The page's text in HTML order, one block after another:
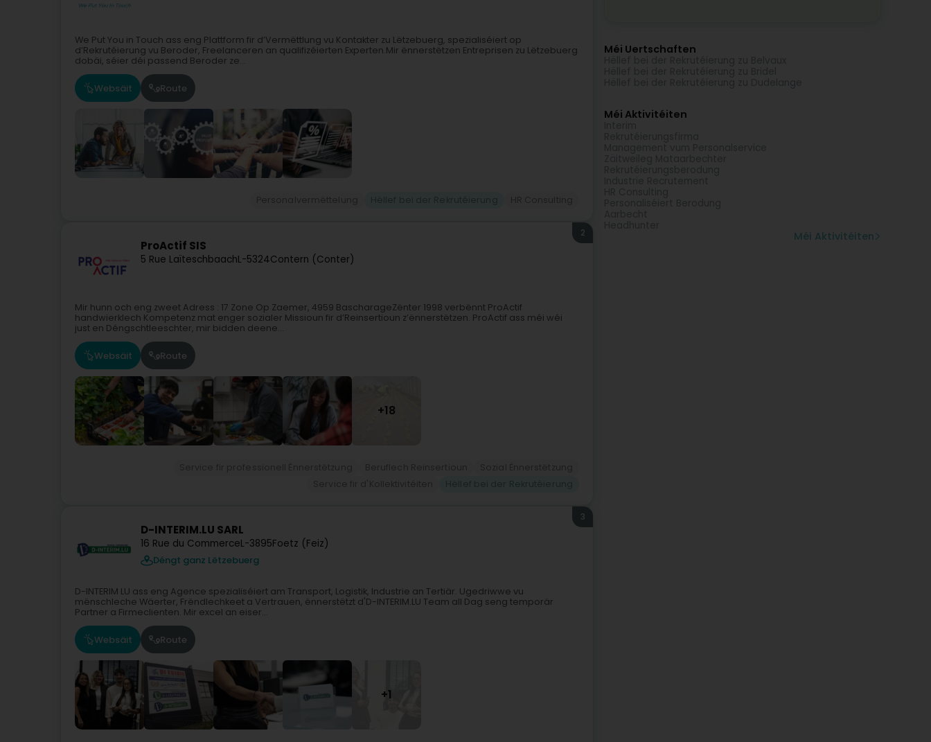
We Put You in Touch ass eng Plattform fir d’Vermëttlung vu Kontakter zu Lëtzebuerg, spezialiséiert op
d’Rekrutéierung vu Beroder, Freelanceren an qualifizéierten Experten.Mir ënnerstëtzen Entreprisen zu Lëtzebuerg
dobäi, séier déi passend Beroder ze...
Websäit Route
ProActif SIS
5 Rue LaïteschbaachL-5324Contern (Conter)
2
Mir hunn och eng zweet Adress : 17 Zone Op Zaemer, 4959 BascharageZënter 1998 verbënnt ProActif
handwierklech Kompetenz mat enger sozialer Missioun fir d’Reinsertioun z’ënnerstëtzen. ProActif ass méi wéi
just en Déngschtleeschter, mir bidden deene...
Websäit Route
+18
D-INTERIM.LU SARL
16 Rue du CommerceL-3895Foetz (Feiz)
Déngt ganz Lëtzebuerg
3
D-INTERIM LU ass eng Agence spezialiséiert am Transport, Logistik, Industrie an Tertiär. Ugedriwwe vu
mënschleche Wäerter, Frëndlechkeet a Vertrauen, ënnerstëtzt d'D-INTERIM.LU Team all Dag seng temporär
Partner a Firmeclienten. Mir excel an eiser...
Websäit Route
+1
Méi Uertschaften
Méi Aktivitéiten
Méi Aktivitéiten